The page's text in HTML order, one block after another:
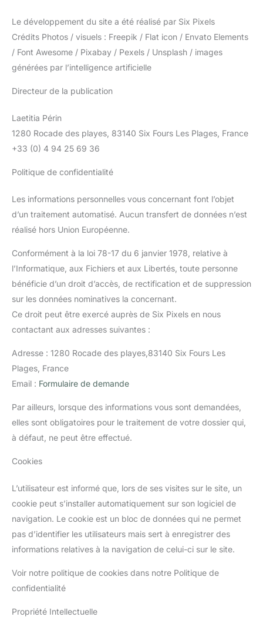
Le développement du site a été réalisé par Six Pixels
Crédits Photos / visuels : Freepik / Flat icon / Envato Elements
/ Font Awesome / Pixabay / Pexels / Unsplash / images
générées par l’intelligence artificielle
Directeur de la publication
Laetitia Périn
1280 Rocade des playes, 83140 Six Fours Les Plages, France
+33 (0) 4 94 25 69 36
Politique de confidentialité
Les informations personnelles vous concernant font l’objet
d’un traitement automatisé. Aucun transfert de données n’est
réalisé hors Union Européenne.
Conformément à la loi 78-17 du 6 janvier 1978, relative à
l’Informatique, aux Fichiers et aux Libertés, toute personne
bénéficie d’un droit d’accès, de rectification et de suppression
sur les données nominatives la concernant.
Ce droit peut être exercé auprès de Six Pixels en nous
contactant aux adresses suivantes :
Adresse : 1280 Rocade des playes,83140 Six Fours Les
Plages, France
Email : Formulaire de demande
Par ailleurs, lorsque des informations vous sont demandées,
elles sont obligatoires pour le traitement de votre dossier qui,
à défaut, ne peut être effectué.
Cookies
L’utilisateur est informé que, lors de ses visites sur le site, un
cookie peut s’installer automatiquement sur son logiciel de
navigation. Le cookie est un bloc de données qui ne permet
pas d’identifier les utilisateurs mais sert à enregistrer des
informations relatives à la navigation de celui-ci sur le site.
Voir notre politique de cookies dans notre Politique de
confidentialité
Propriété Intellectuelle